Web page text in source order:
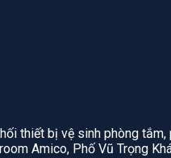
thiết bị vệ sinh phòng tắm,
Amico, Phố Vũ Trọng